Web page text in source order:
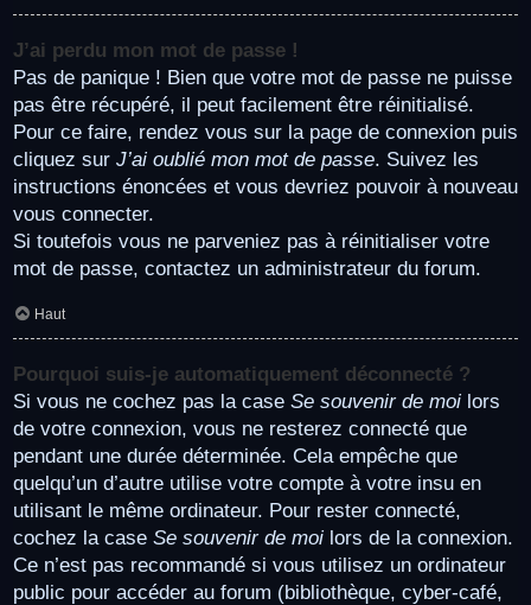
J’ai perdu mon mot de passe !
Pas de panique ! Bien que votre mot de passe ne puisse
pas être récupéré, il peut facilement être réinitialisé.
Pour ce faire, rendez vous sur la page de connexion puis
cliquez sur J’ai oublié mon mot de passe. Suivez les
instructions énoncées et vous devriez pouvoir à nouveau
vous connecter.
Si toutefois vous ne parveniez pas à réinitialiser votre
mot de passe, contactez un administrateur du forum.
Haut
Pourquoi suis-je automatiquement déconnecté ?
Si vous ne cochez pas la case Se souvenir de moi lors
de votre connexion, vous ne resterez connecté que
pendant une durée déterminée. Cela empêche que
quelqu’un d’autre utilise votre compte à votre insu en
utilisant le même ordinateur. Pour rester connecté,
cochez la case Se souvenir de moi lors de la connexion.
Ce n’est pas recommandé si vous utilisez un ordinateur
public pour accéder au forum (bibliothèque, cyber-café,